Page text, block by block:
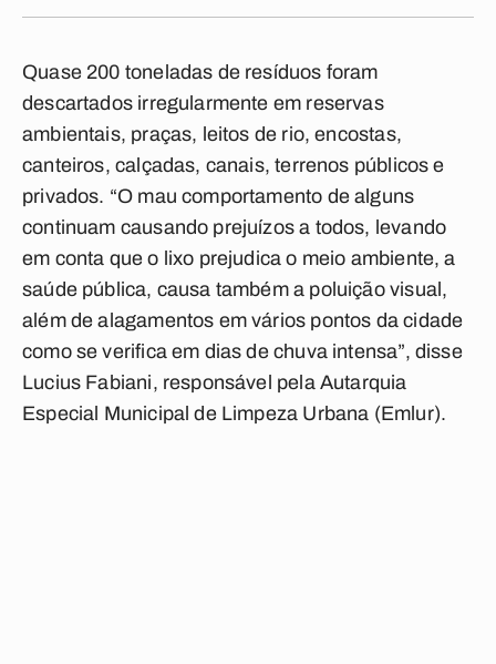
Quase 200 toneladas de resíduos foram
descartados irregularmente em reservas
ambientais, praças, leitos de rio, encostas,
canteiros, calçadas, canais, terrenos públicos e
privados. “O mau comportamento de alguns
continuam causando prejuízos a todos, levando
em conta que o lixo prejudica o meio ambiente, a
saúde pública, causa também a poluição visual,
além de alagamentos em vários pontos da cidade
como se verifica em dias de chuva intensa”, disse
Lucius Fabiani, responsável pela Autarquia
Especial Municipal de Limpeza Urbana (Emlur).